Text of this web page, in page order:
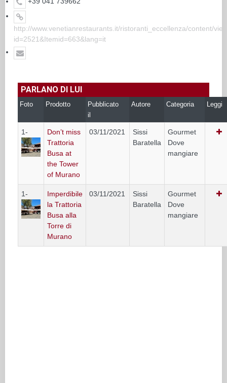
http://www.venetianrestaurants.it/ristoranti_eccellenza/content/
id=2521&Itemid=663&lang=it
PARLANO DI LUI
Foto Prodotto
Pubblicato
il
Autore Categoria Leggi
1-
Don’t miss
Trattoria
Busa at
the Tower
of Murano
03/11/2021
Sissi
Baratella
Gourmet
Dove
mangiare
1-
Imperdibile
la Trattoria
Busa alla
Torre di
Murano
03/11/2021
Sissi
Baratella
Gourmet
Dove
mangiare